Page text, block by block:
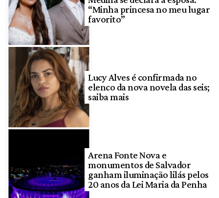
“Minha princesa no meu lugar
favorito”
Lucy Alves é confirmada no
elenco da nova novela das seis;
saiba mais
Arena Fonte Nova e
monumentos de Salvador
ganham iluminação lilás pelos
20 anos da Lei Maria da Penha